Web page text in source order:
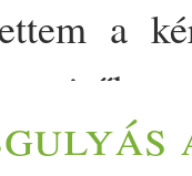
[…]
a
miről
Szóval